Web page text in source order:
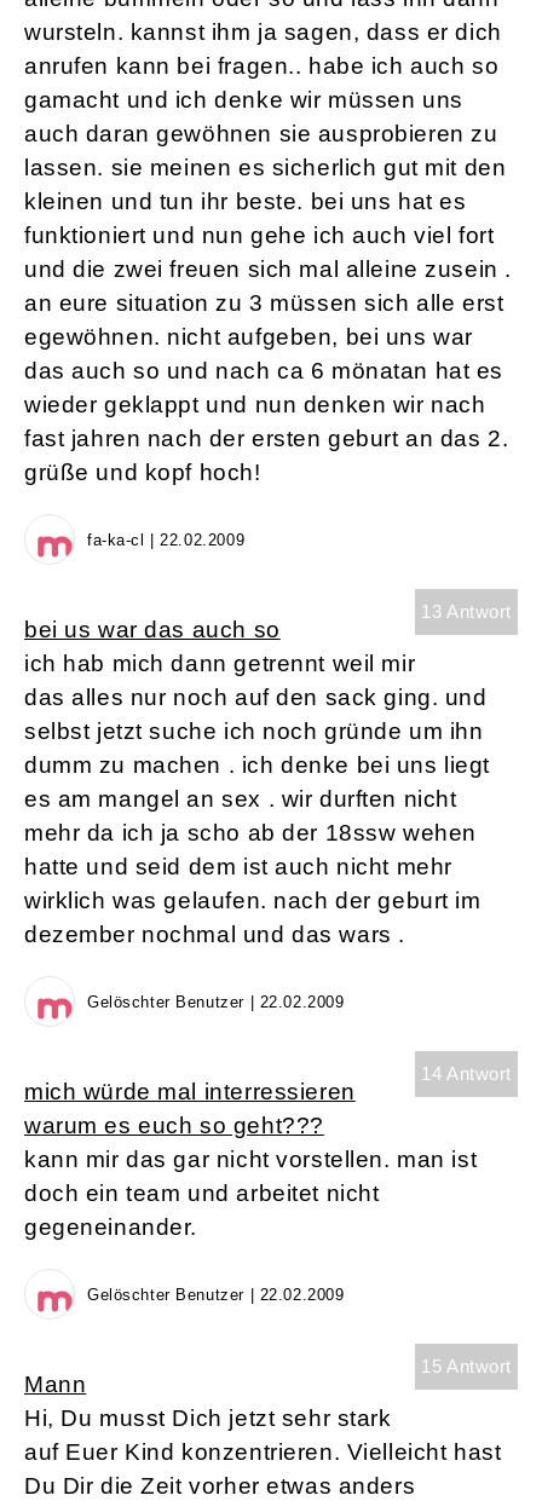
wursteln. kannst ihm ja sagen, dass er dich
anrufen kann bei fragen.. habe ich auch so
gamacht und ich denke wir müssen uns
auch daran gewöhnen sie ausprobieren zu
lassen. sie meinen es sicherlich gut mit den
kleinen und tun ihr beste. bei uns hat es
funktioniert und nun gehe ich auch viel fort
und die zwei freuen sich mal alleine zusein .
an eure situation zu 3 müssen sich alle erst
egewöhnen. nicht aufgeben, bei uns war
das auch so und nach ca 6 mönatan hat es
wieder geklappt und nun denken wir nach
fast jahren nach der ersten geburt an das 2.
grüße und kopf hoch!
fa-ka-cl | 22.02.2009
13 Antwort
bei us war das auch so
ich hab mich dann getrennt weil mir
das alles nur noch auf den sack ging. und
selbst jetzt suche ich noch gründe um ihn
dumm zu machen . ich denke bei uns liegt
es am mangel an sex . wir durften nicht
mehr da ich ja scho ab der 18ssw wehen
hatte und seid dem ist auch nicht mehr
wirklich was gelaufen. nach der geburt im
dezember nochmal und das wars .
Gelöschter Benutzer | 22.02.2009
14 Antwort
mich würde mal interressieren
warum es euch so geht???
kann mir das gar nicht vorstellen. man ist
doch ein team und arbeitet nicht
gegeneinander.
Gelöschter Benutzer | 22.02.2009
15 Antwort
Mann
Hi, Du musst Dich jetzt sehr stark
auf Euer Kind konzentrieren. Vielleicht hast
Du Dir die Zeit vorher etwas anders